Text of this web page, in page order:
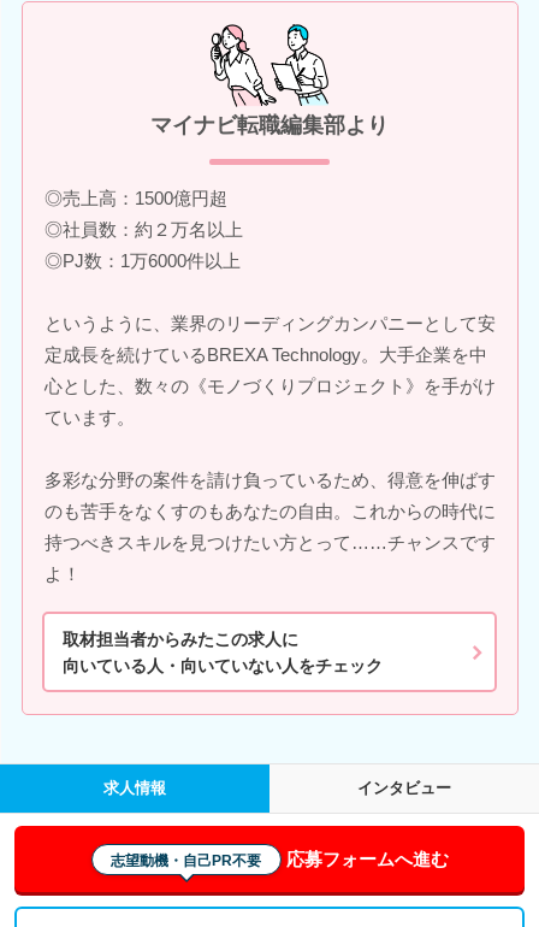
マイナビ転職編集部より
◎売上高：1500億円超
◎社員数：約２万名以上
◎PJ数：1万6000件以上
というように、業界のリーディングカンパニーとして安
定成長を続けているBREXA Technology。大手企業を中
心とした、数々の《モノづくりプロジェクト》を手がけ
ています。
多彩な分野の案件を請け負っているため、得意を伸ばす
のも苦手をなくすのもあなたの自由。これからの時代に
持つべきスキルを見つけたい方とって……チャンスです
よ！
取材担当者からみたこの求人に
向いている人・向いていない人をチェック
求人情報 インタビュー
志望動機・自己PR不要 応募フォームへ進む